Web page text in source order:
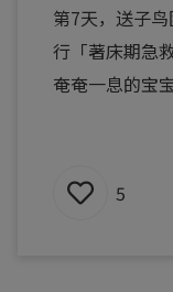
第7天，送子
行「著床期急
奄奄一息的宝
5